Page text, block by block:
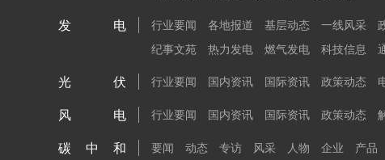
发电 行业要闻 各地报道 基层动态 一线风采
纪事文苑
热力发电 燃气发电 科技信息
光伏 行业要闻 国内资讯 国际资讯 政策动态
风电 行业要闻 国内资讯 国际资讯 政策动态
碳中和 要闻 动态 专访 风采 人物 企业 产品